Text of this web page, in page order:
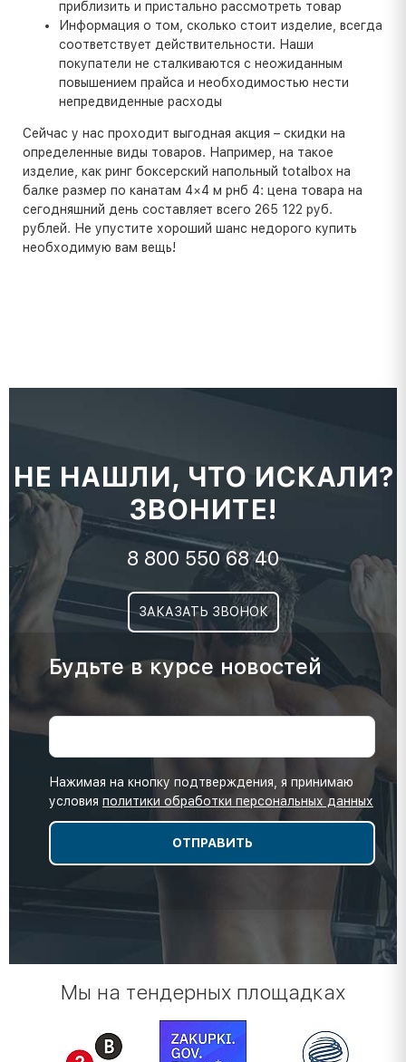
приблизить и пристально рассмотреть товар
Информация о том, сколько стоит изделие, всегда
соответствует действительности. Наши
покупатели не сталкиваются с неожиданным
повышением прайса и необходимостью нести
непредвиденные расходы
Сейчас у нас проходит выгодная акция – скидки на
определенные виды товаров. Например, на такое
изделие, как ринг боксерский напольный totalbox на
балке размер по канатам 4×4 м рнб 4: цена товара на
сегодняшний день составляет всего 265 122 руб.
рублей. Не упустите хороший шанс недорого купить
необходимую вам вещь!
НЕ НАШЛИ, ЧТО ИСКАЛИ?
ЗВОНИТЕ!
8 800 550 68 40
ЗАКАЗАТЬ ЗВОНОК
Будьте в курсе новостей
Нажимая на кнопку подтверждения, я принимаю
условия политики обработки персональных данных
Мы на тендерных площадках